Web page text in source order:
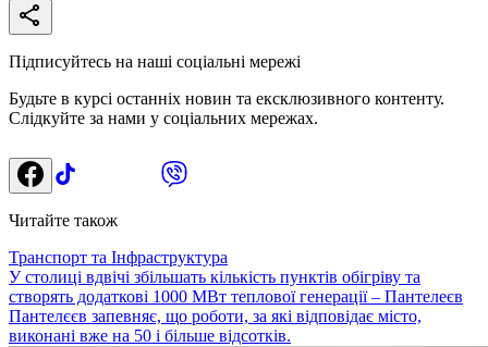
Підписуйтесь на наші соціальні мережі
Будьте в курсі останніх новин та ексклюзивного контенту.
Слідкуйте за нами у соціальних мережах.
Читайте також
Транспорт та Інфраструктура
У столиці вдвічі збільшать кількість пунктів обігріву та
створять додаткові 1000 МВт теплової генерації – Пантелеєв
Пантелєєв запевняє, що роботи, за які відповідає місто,
виконані вже на 50 і більше відсотків.